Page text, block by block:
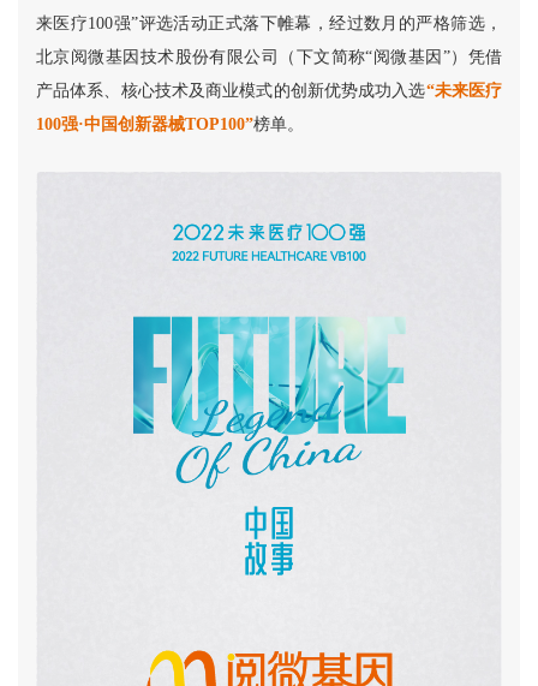
来医疗100强”评选活动正式落下帷幕，经过数月的严格筛选，
北京阅微基因技术股份有限公司（下文简称“阅微基因”）凭借
产品体系、核心技术及商业模式的创新优势成功入选“未来医疗
100强·中国创新器械TOP100”榜单。